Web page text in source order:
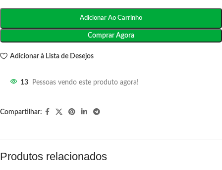
Adicionar Ao Carrinho
Comprar Agora
Adicionar à Lista de Desejos
13 Pessoas vendo este produto agora!
Compartilhar:
Produtos relacionados